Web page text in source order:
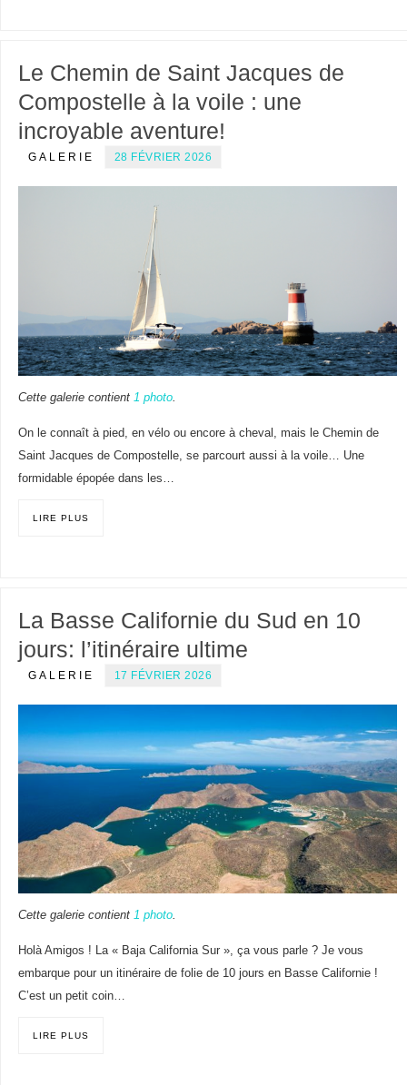
Le Chemin de Saint Jacques de
Compostelle à la voile : une
incroyable aventure!
GALERIE 28 FÉVRIER 2026
Cette galerie contient 1 photo.
On le connaît à pied, en vélo ou encore à cheval, mais le Chemin de
Saint Jacques de Compostelle, se parcourt aussi à la voile… Une
formidable épopée dans les…
LIRE PLUS
La Basse Californie du Sud en 10
jours: l’itinéraire ultime
GALERIE 17 FÉVRIER 2026
Cette galerie contient 1 photo.
Holà Amigos ! La « Baja California Sur », ça vous parle ? Je vous
embarque pour un itinéraire de folie de 10 jours en Basse Californie !
C’est un petit coin…
LIRE PLUS